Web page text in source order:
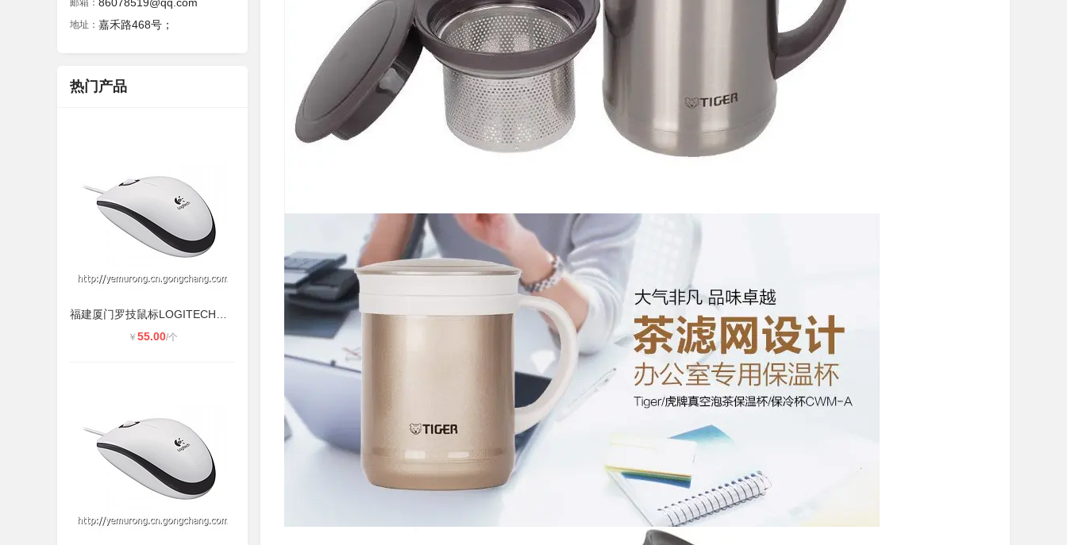
邮箱：
地址： 嘉禾路468号；
热门产品
￥ 55.00/个